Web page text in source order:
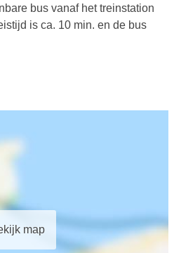
bus vanaf het treinstation
is ca. 10 min. en de bus
map